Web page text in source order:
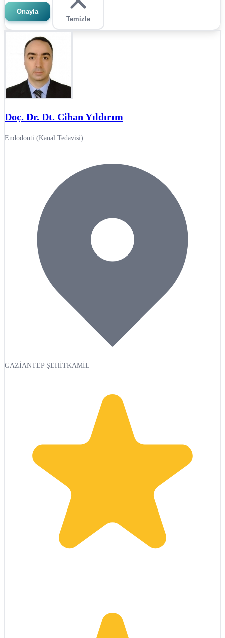
Onayla
Temizle
Doç. Dr. Dt. Cihan Yıldırım
Endodonti (Kanal Tedavisi)
GAZİANTEP ŞEHİTKAMİL